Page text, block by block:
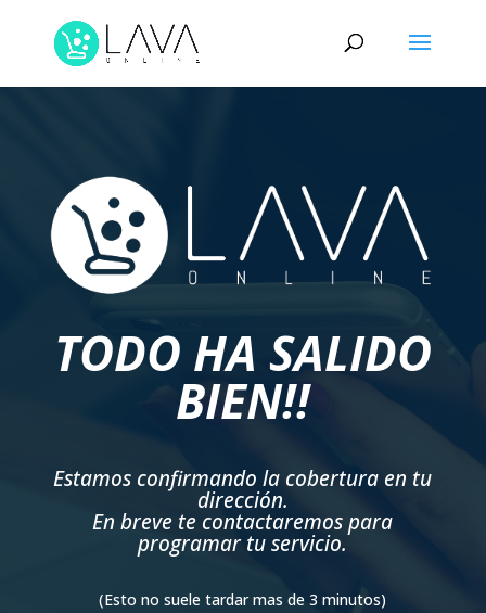
TODO HA SALIDO
BIEN!!
Estamos confirmando la cobertura en tu
dirección.
En breve te contactaremos para
programar tu servicio.
(Esto no suele tardar mas de 3 minutos)